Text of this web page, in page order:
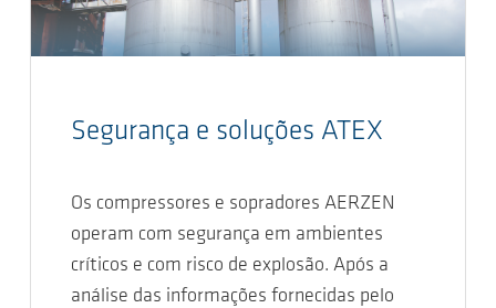
Segurança e soluções ATEX
Os compressores e sopradores AERZEN
operam com segurança em ambientes
críticos e com risco de explosão. Após a
análise das informações fornecidas pelo